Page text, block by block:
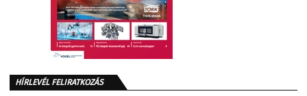
HÍRLEVÉL FELIRATKOZÁS